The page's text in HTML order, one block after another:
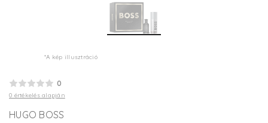
*A kép illusztráció
0
0 értékelés alapján
HUGO BOSS